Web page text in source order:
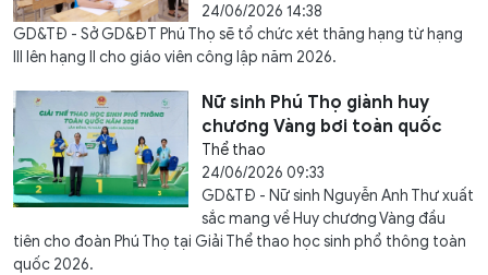
24/06/2026 14:38
GD&TĐ - Sở GD&ĐT Phú Thọ sẽ tổ chức xét thăng hạng từ hạng
III lên hạng II cho giáo viên công lập năm 2026.
Nữ sinh Phú Thọ giành huy
chương Vàng bơi toàn quốc
Thể thao
24/06/2026 09:33
GD&TĐ - Nữ sinh Nguyễn Anh Thư xuất
sắc mang về Huy chương Vàng đầu
tiên cho đoàn Phú Thọ tại Giải Thể thao học sinh phổ thông toàn
quốc 2026.